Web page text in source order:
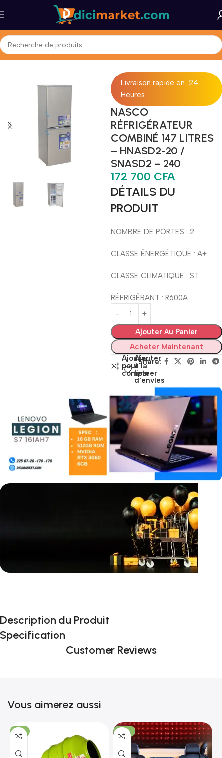
Accueil Maison et Bureau Gros Électromenager Réfrigérateurs
Livraison rapide en 24
Heures
NASCO
RÉFRIGÉRATEUR
COMBINÉ 147 LITRES
– HNASD2-20 /
SNASD2 – 240
172 700 CFA
DÉTAILS DU
PRODUIT
NOMBRE DE PORTES : 2
CLASSE ÉNERGÉTIQUE : A+
CLASSE CLIMATIQUE : ST
RÉFRIGÉRANT : R600A
Ajouter Au Panier
Acheter Maintenant
Ajouter
pour
comparer
Ajouter
à la
liste
d'envies
Share:
Incoryable offres
prix KDO
Description du Produit
Specification
Customer Reviews
Vous aimerez aussi
-7% -18%